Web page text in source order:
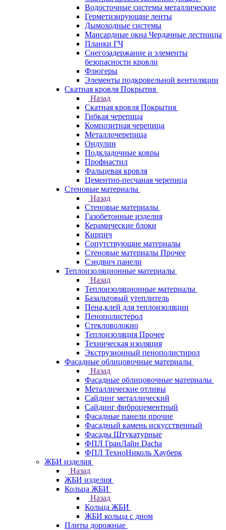
Водосточные системы металлические
Герметизирующие ленты
Дымоходные системы
Мансардные окна Чердачные лестницы
Планки ГЧ
Снегозадержание и элементы
безопасности кровли
Флюгеры
Элементы подкровельной вентиляции
Скатная кровля Покрытия
Назад
Скатная кровля Покрытия
Гибкая черепица
Композитная черепица
Металлочерепица
Ондулин
Подкладочные ковры
Профнастил
Фальцевая кровля
Цементно-песчаная черепица
Стеновые материалы
Назад
Стеновые материалы
Газобетонные изделия
Керамические блоки
Кирпич
Сопутствующие материалы
Стеновые материалы Прочее
Сэндвич панели
Теплоизоляционные материалы
Назад
Теплоизоляционные материалы
Базальтовый утеплитель
Пена,клей для теплоизоляции
Пенополистерол
Стекловолокно
Теплоизоляция Прочее
Техническая изоляция
Экструзионный пенополистирол
Фасадные облицовочные материалы
Назад
Фасадные облицовочные материалы
Металлические отливы
Сайдинг металлический
Сайдинг фиброцементный
Фасадные панели прочие
Фасадный камень искусственный
Фасады Штукатурные
ФПЛ ГранЛайн Dacha
ФПЛ ТехноНиколь Хауберк
ЖБИ изделия
Назад
ЖБИ изделия
Кольца ЖБИ
Назад
Кольца ЖБИ
ЖБИ кольца с дном
Плиты дорожные